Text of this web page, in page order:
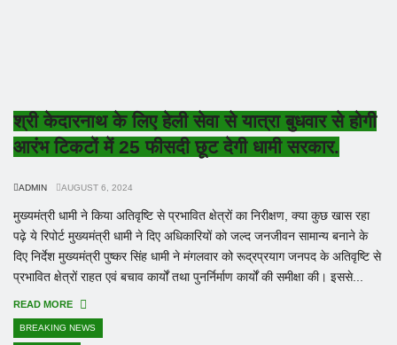
श्री केदारनाथ के लिए हेली सेवा से यात्रा बुधवार से होगी
आरंभ टिकटों में 25 फीसदी छूट देगी धामी सरकार.
ADMIN AUGUST 6, 2024
मुख्यमंत्री धामी ने किया अतिवृष्टि से प्रभावित क्षेत्रों का निरीक्षण, क्या कुछ खास रहा
पढ़े ये रिपोर्ट मुख्यमंत्री धामी ने दिए अधिकारियों को जल्द जनजीवन सामान्य बनाने के
दिए निर्देश मुख्यमंत्री पुष्कर सिंह धामी ने मंगलवार को रूद्रप्रयाग जनपद के अतिवृष्टि से
प्रभावित क्षेत्रों राहत एवं बचाव कार्यों तथा पुनर्निर्माण कार्यों की समीक्षा की। इससे...
READ MORE
BREAKING NEWS